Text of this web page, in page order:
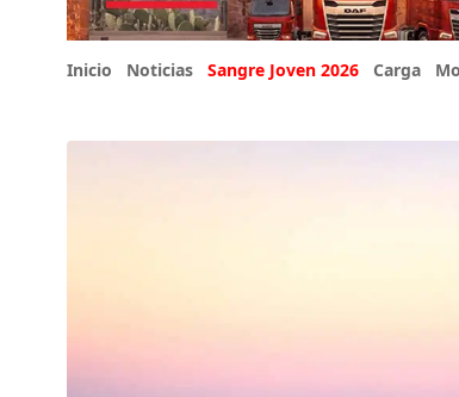
Inicio Noticias Sangre Joven 2026 Carga